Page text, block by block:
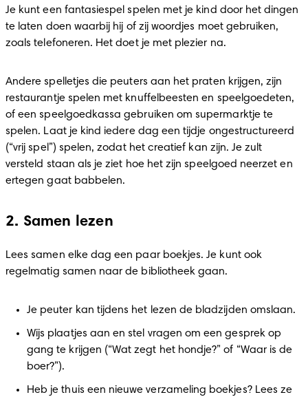
Je kunt een fantasiespel spelen met je kind door het dingen
te laten doen waarbij hij of zij woordjes moet gebruiken,
zoals telefoneren. Het doet je met plezier na.
Andere spelletjes die peuters aan het praten krijgen, zijn
restaurantje spelen met knuffelbeesten en speelgoedeten,
of een speelgoedkassa gebruiken om supermarktje te
spelen. Laat je kind iedere dag een tijdje ongestructureerd
(“vrij spel”) spelen, zodat het creatief kan zijn. Je zult
versteld staan als je ziet hoe het zijn speelgoed neerzet en
ertegen gaat babbelen.
2. Samen lezen
Lees samen elke dag een paar boekjes. Je kunt ook
regelmatig samen naar de bibliotheek gaan.
Je peuter kan tijdens het lezen de bladzijden omslaan.
Wijs plaatjes aan en stel vragen om een gesprek op
gang te krijgen (“Wat zegt het hondje?” of “Waar is de
boer?”).
Heb je thuis een nieuwe verzameling boekjes? Lees ze